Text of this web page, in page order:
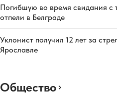
Погибшую во время свидания с
отпели в Белграде
Уклонист получил 12 лет за
Ярославле
Общество